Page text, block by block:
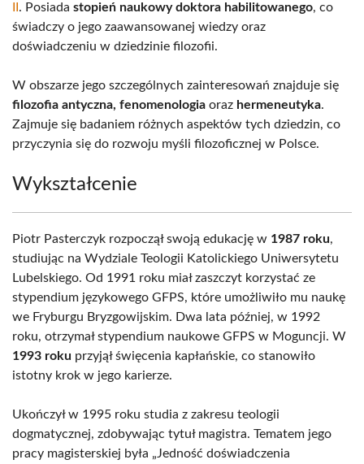
. Posiada stopień naukowy doktora habilitowanego, co
świadczy o jego zaawansowanej wiedzy oraz
doświadczeniu w dziedzinie filozofii.
W obszarze jego szczególnych zainteresowań znajduje się
filozofia antyczna, fenomenologia oraz hermeneutyka.
Zajmuje się badaniem różnych aspektów tych dziedzin, co
przyczynia się do rozwoju myśli filozoficznej w Polsce.
Wykształcenie
Piotr Pasterczyk rozpoczął swoją edukację w 1987 roku,
studiując na Wydziale Teologii Katolickiego Uniwersytetu
Lubelskiego. Od 1991 roku miał zaszczyt korzystać ze
stypendium językowego GFPS, które umożliwiło mu naukę
we Fryburgu Bryzgowijskim. Dwa lata później, w 1992
roku, otrzymał stypendium naukowe GFPS w Moguncji. W
1993 roku przyjął święcenia kapłańskie, co stanowiło
istotny krok w jego karierze.
Ukończył w 1995 roku studia z zakresu teologii
dogmatycznej, zdobywając tytuł magistra. Tematem jego
pracy magisterskiej była „Jedność doświadczenia